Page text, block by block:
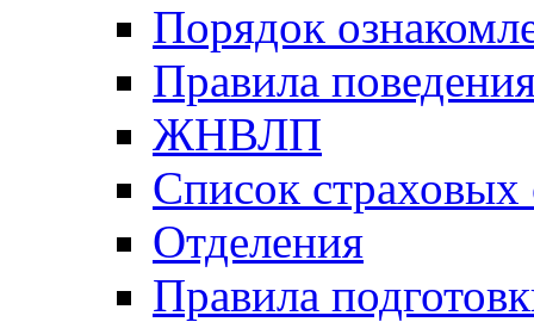
Порядок
Правила
ЖНВЛП
Список страховых
Отделения
Правила